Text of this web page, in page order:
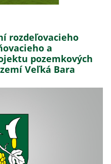
rozdeľovacieho
a
pozemkových
Veľká Bara